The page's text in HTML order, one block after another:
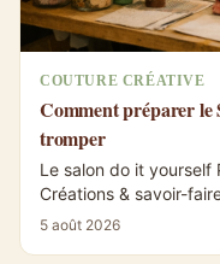
COUTURE CRÉATIVE
Comment préparer le
tromper
Le salon do it yourself
Créations & savoir-
de Versailles du 29...
5 août 2026